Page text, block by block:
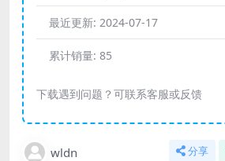
最近更新: 2024-07-17
累计销量: 85
下载遇到问题？可联系客服或反馈
wldn 分享